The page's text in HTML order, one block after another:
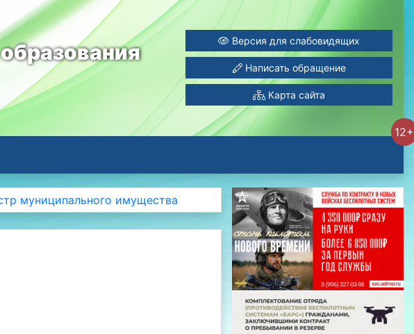
Версия для слабовидящих
Написать обращение
Карта сайта
12+
муниципального имущества